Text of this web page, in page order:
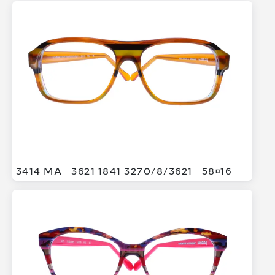
3414 MA 3621 1841 3270/8/3621 5816